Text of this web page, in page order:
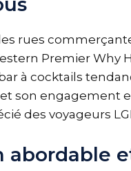
rues
Premier Why
à cocktails
son engagement
des voyageurs
abordable